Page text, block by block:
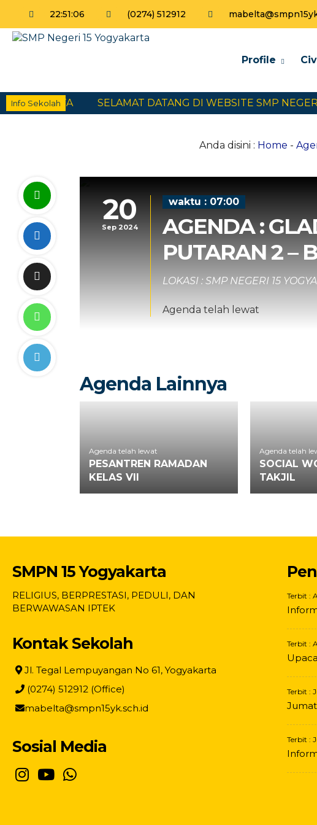
22:51:06 (0274) 512912
Profile
Info Sekolah SELAMAT DATANG DI WEBSITE SMP NEGERI
Anda disini : Home -
20
Sep 2024
waktu : 07:00
AGENDA :
PUTARAN 2 –
LOKASI : SMP NEGERI 15
Agenda telah lewat
Agenda Lainnya
Agenda telah lewat
PESANTREN RAMADAN
KELAS VII
Agenda telah
SOCIAL
TAKJIL
SMPN 15 Yogyakarta
RELIGIUS, BERPRESTASI, PEDULI, DAN
BERWAWASAN IPTEK
Kontak Sekolah
Jl. Tegal Lempuyangan No 61, Yogyakarta
(0274) 512912 (Office)
mabelta@smpn15yk.sch.id
Sosial Media
Terbit :
Terbit :
Terbit :
Terbit :